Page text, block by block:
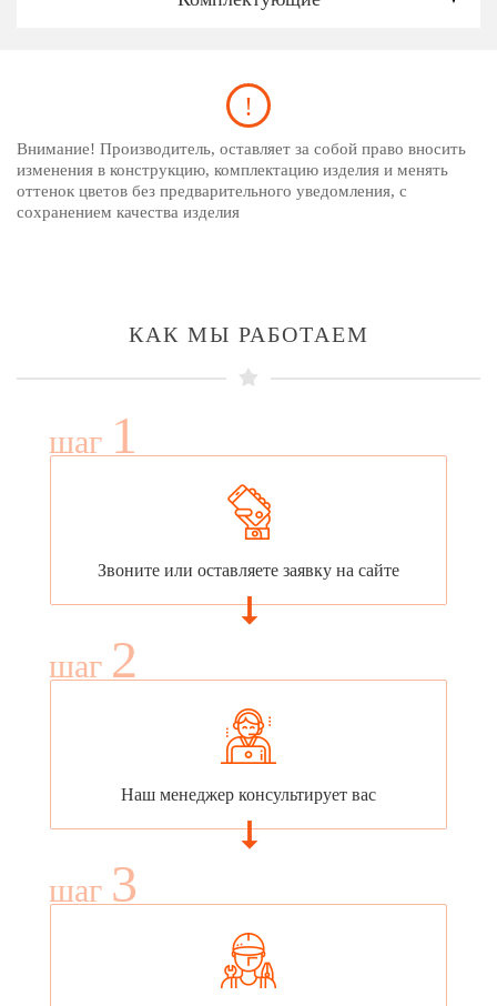
Внимание! Производитель, оставляет за собой право вносить
изменения в конструкцию, комплектацию изделия и менять
оттенок цветов без предварительного уведомления, с
сохранением качества изделия
КАК МЫ РАБОТАЕМ
шаг 1
Звоните или оставляете заявку на сайте
шаг 2
Наш менеджер консультирует вас
шаг 3